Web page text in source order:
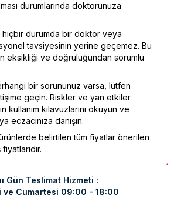
durumlarında doktorunuza
hiçbir durumda bir doktor veya
tavsiyesinin yerine geçemez. Bu
eksikliği ve doğruluğundan sorumlu
bir sorununuz varsa, lütfen
geçin. Riskler ve yan etkiler
kullanım kılavuzlarını okuyun ve
eczacınıza danışın.
belirtilen tüm fiyatlar önerilen
Gün Teslimat Hizmeti :
ve Cumartesi 09:00 - 18:00